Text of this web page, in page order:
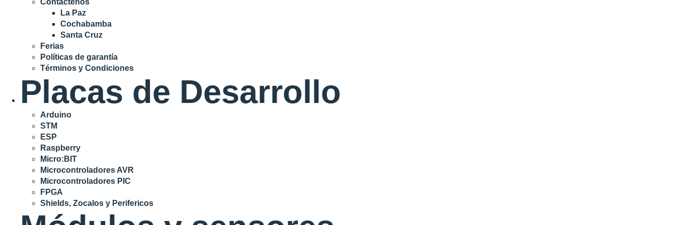
Contáctenos
La Paz
Cochabamba
Santa Cruz
Ferias
Políticas de garantía
Términos y Condiciones
Placas de Desarrollo
Arduino
STM
ESP
Raspberry
Micro:BIT
Microcontroladores AVR
Microcontroladores PIC
FPGA
Shields, Zocalos y Perifericos